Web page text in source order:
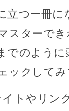
立つ一冊
スターで
でのよう
ックして
トやリン